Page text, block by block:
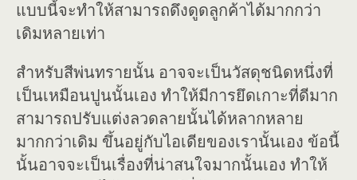
แบบนี้จะทำให้สามารถดึงดูดลูกค้าได้มากกว่า
เดิมหลายเท่า
สำหรับสีพ่นทรายนั้น อาจจะเป็นวัสดุชนิดหนึ่งที่
เป็นเหมือนปูนนั้นเอง ทำให้มีการยึดเกาะที่ดีมาก
สามารถปรับแต่งลวดลายนั้นได้หลากหลาย
มากกว่าเดิม ขึ้นอยู่กับไอเดียของเรานั้นเอง ข้อนี้
นั้นอาจจะเป็นเรื่องที่น่าสนใจมากนั้นเอง ทำให้